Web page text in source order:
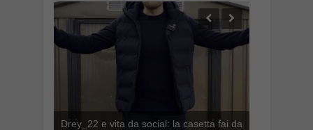
Drey_22 e vita da social: la casetta fai da